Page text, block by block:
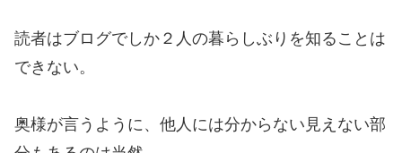
読者はブログでしか２人の暮らしぶりを知ることは
できない。
奥様が言うように、他人には分からない見えない部